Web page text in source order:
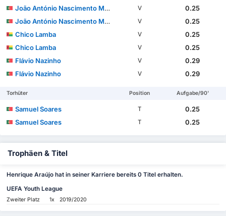
João António Nascimento Muniz
V
0.25
João António Nascimento Muniz
V
0.25
Chico Lamba
V
0.25
Chico Lamba
V
0.25
Flávio Nazinho
V
0.29
Flávio Nazinho
V 0.29
Torhüter Position Aufgabe/90'
Samuel Soares T
0.25
Samuel Soares
T 0.25
Trophäen & Titel
Henrique Araújo hat in seiner Karriere bereits 0 Titel erhalten.
UEFA Youth League
Zweiter Platz 1x 2019/2020